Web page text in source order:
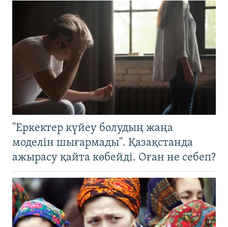
"Еркектер күйеу болудың жаңа
моделін шығармады". Қазақстанда
ажырасу қайта көбейді. Оған не себеп?